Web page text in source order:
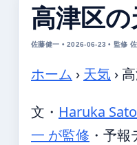
高津区の
佐藤健一 • 2026-06-23 • 監修
ホーム › 天気 ›
文・ Haruka Sato
一 が監修 ・ 予報